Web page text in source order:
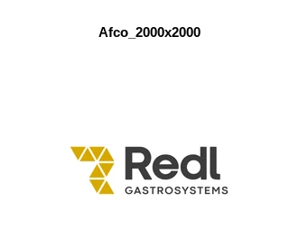
Afco_2000x2000